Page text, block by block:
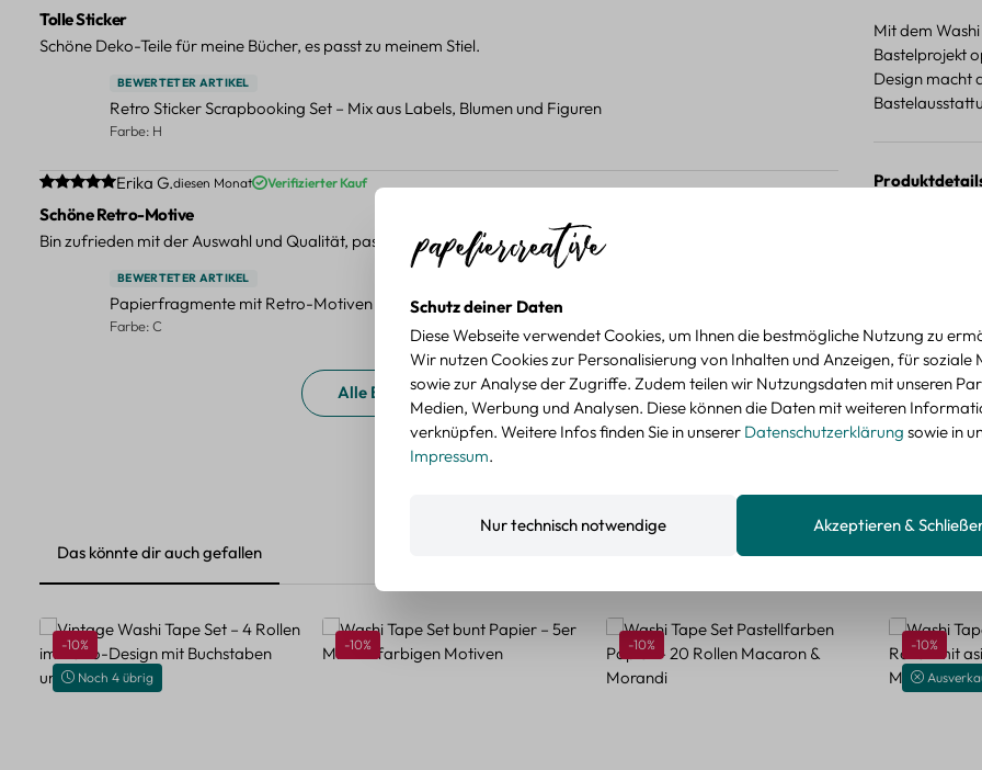
Mit dem
Bastelprojekt
Design macht
Tolle Sticker
Schöne Deko-Teile für meine Bücher, es passt zu meinem Stiel.
BEWERTETER ARTIKEL
Retro Sticker Scrapbooking Set – Mix aus Labels, Blumen und Figuren
Farbe: H
Durchschnittliche Bewertung von 5 von 5 Sternen
Erika G.diesen Monat Verifizierter Kauf
Schöne Retro-Motive
Bin zufrieden mit der Auswahl und Qualität, passt gut zu meinen Projekten.
BEWERTETER ARTIKEL
Papierfragmente mit Retro-Motiven – 40-teiliges Set für kreative Projekte
Farbe: C
Alle Bewertungen anzeigen
Das könnte dir auch gefallen
Produktgalerie überspringen
Rabatt
-10%
Noch 4 übrig
Rabatt
-10% Rabatt
-10% Rabatt
-10%
Schutz deiner Daten
Diese Webseite verwendet Cookies, um Ihnen die bestmögliche Nutzung zu
Wir nutzen Cookies zur Personalisierung von Inhalten und Anzeigen, für soziale
sowie zur Analyse der Zugriffe. Zudem teilen wir Nutzungsdaten mit unseren
Medien, Werbung und Analysen. Diese können die Daten mit weiteren
verknüpfen. Weitere Infos finden Sie in unserer Datenschutzerklärung sowie in
Impressum.
Nur technisch notwendige Akzeptieren &